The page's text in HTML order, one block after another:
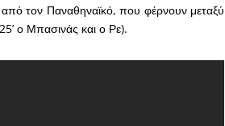
τον Παναθηναϊκό, που φέρνουν μεταξύ
ο Μπασινάς και ο Ρε).